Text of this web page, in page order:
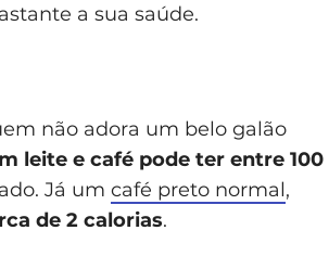
a sua saúde.
não adora um belo galão
leite e café pode ter entre 100
Já um café preto normal,
de 2 calorias.